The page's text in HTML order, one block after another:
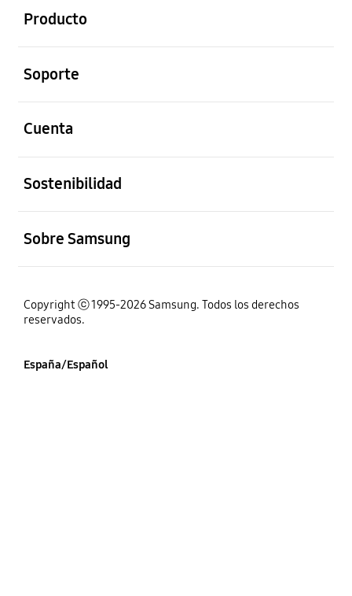
Producto
Soporte
Cuenta
Sostenibilidad
Sobre Samsung
Copyright ⓒ 1995-2026 Samsung. Todos los derechos
reservados.
España/Español